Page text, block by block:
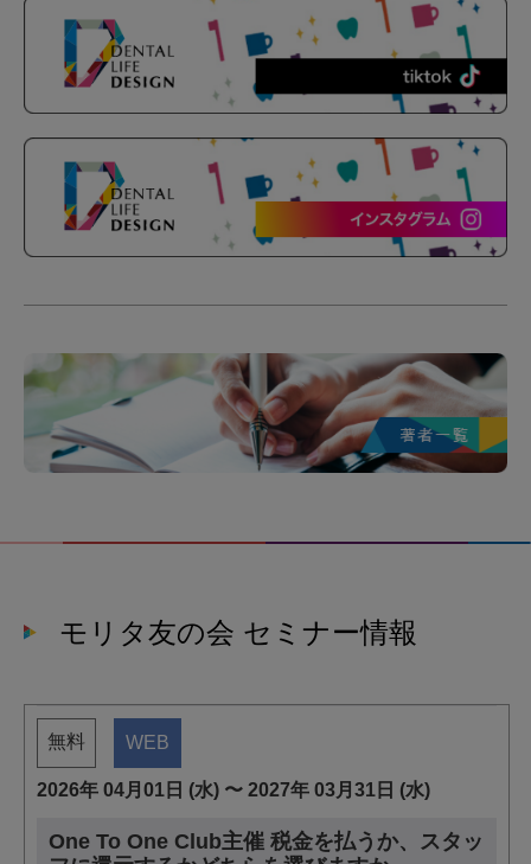
モリタ友の会 セミナー情報